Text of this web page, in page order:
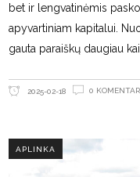
bet ir lengvatinėmis
apyvartiniam kapitalui.
gauta paraiškų daugiau
2025-02-18 0
APLINKA